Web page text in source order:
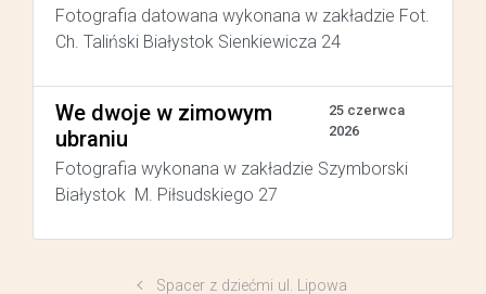
Fotografia datowana wykonana w zakładzie Fot.
Ch. Taliński Białystok Sienkiewicza 24
We dwoje w zimowym
ubraniu
25 czerwca
2026
Fotografia wykonana w zakładzie Szymborski
Białystok M. Piłsudskiego 27
Spacer z dziećmi ul. Lipowa